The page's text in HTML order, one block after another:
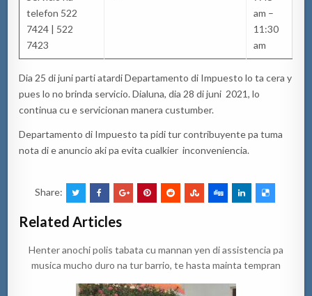
telefon 522
7424 | 522
7423
am –
11:30
am
Dia 25 di juni parti atardi Departamento di Impuesto lo ta cera y
pues lo no brinda servicio. Dialuna, dia 28 di juni 2021, lo
continua cu e servicionan manera custumber.
Departamento di Impuesto ta pidi tur contribuyente pa tuma
nota di e anuncio aki pa evita cualkier inconveniencia.
Share:
Related Articles
Henter anochi polis tabata cu mannan yen di assistencia pa
musica mucho duro na tur barrio, te hasta mainta tempran